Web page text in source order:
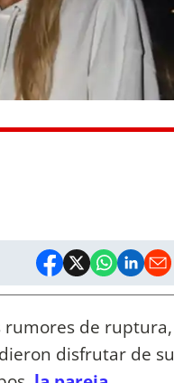
rumores de ruptura,
disfrutar de su